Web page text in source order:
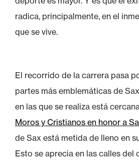
radica, principalmente, en el
que se vive.
El recorrido de la carrera pasa
partes más emblemáticas de
en las que se realiza está
Moros y Cristianos en honor a
de Sax está metida de lleno en
Esto se aprecia en las calles del